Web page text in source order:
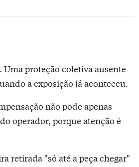
proteção coletiva ausente
a exposição já aconteceu.
não pode apenas
operador, porque atenção é
retirada "só até a peça chegar"